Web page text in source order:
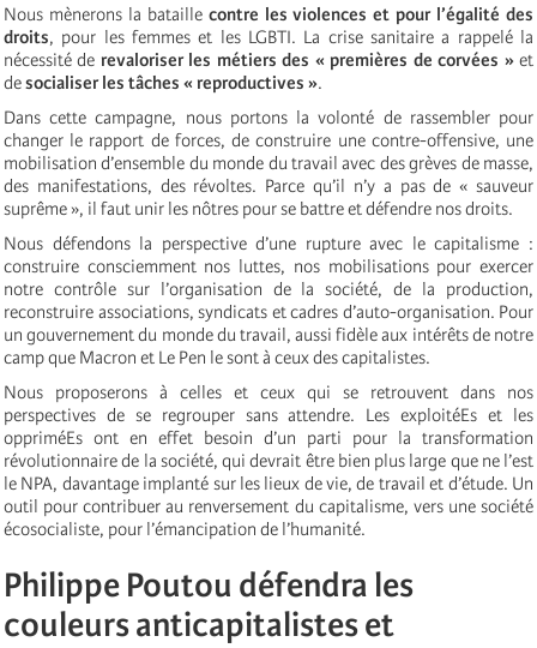
Nous mènerons la bataille contre les violences et pour l’égalité des
droits, pour les femmes et les LGBTI. La crise sanitaire a rappelé la
nécessité de revaloriser les métiers des « premières de corvées »et
desocialiser les tâches « reproductives ».
Dans cette campagne, nous portons la volonté de rassembler pour
changer le rapport de forces, de construire une contre-offensive, une
mobilisation d’ensemble du monde du travail avec des grèves de masse,
des manifestations, des révoltes. Parce qu’il n’y a pas de « sauveur
suprême », il faut unir les nôtres pour se battre et défendre nos droits.
Nous défendons la perspective d’une rupture avec le capitalisme :
construire consciemment nos luttes, nos mobilisations pour exercer
notre contrôle sur l’organisation de la société, de la production,
reconstruire associations, syndicats et cadres d’auto-organisation. Pour
un gouvernement du monde du travail, aussi fidèle aux intérêts de notre
camp que Macron et Le Pen le sont à ceux des capitalistes.
Nous proposerons à celles et ceux qui se retrouvent dans nos
perspectives de se regrouper sans attendre. Les exploitéEs et les
oppriméEs ont en effet besoin d’un parti pour la transformation
révolutionnaire de la société, qui devrait être bien plus large que ne l’est
le NPA, davantage implanté sur les lieux de vie, de travail et d’étude. Un
outil pour contribuer au renversement du capitalisme, vers une société
écosocialiste, pour l’émancipation de l’humanité.
Philippe Poutou défendra les
couleurs anticapitalistes et